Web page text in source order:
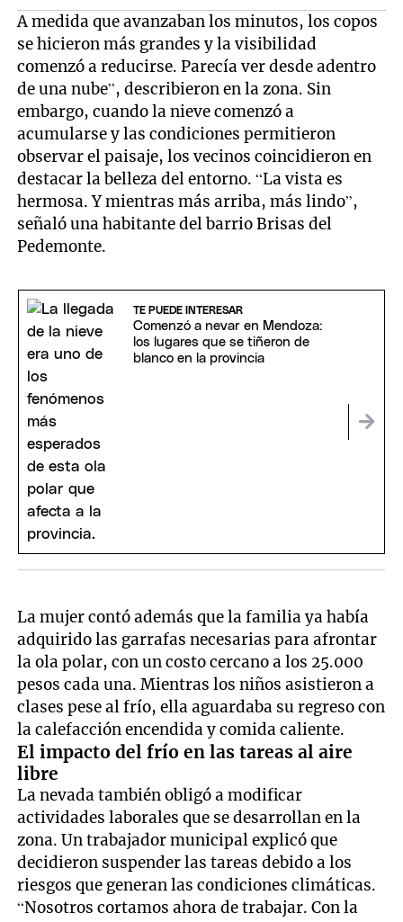
A medida que avanzaban los minutos, los copos
se hicieron más grandes y la visibilidad
comenzó a reducirse. Parecía ver desde adentro
de una nube”, describieron en la zona. Sin
embargo, cuando la nieve comenzó a
acumularse y las condiciones permitieron
observar el paisaje, los vecinos coincidieron en
destacar la belleza del entorno. “La vista es
hermosa. Y mientras más arriba, más lindo”,
señaló una habitante del barrio Brisas del
Pedemonte.
TE PUEDE INTERESAR
Comenzó a nevar en Mendoza:
los lugares que se tiñeron de
blanco en la provincia
La mujer contó además que la familia ya había
adquirido las garrafas necesarias para afrontar
la ola polar, con un costo cercano a los 25.000
pesos cada una. Mientras los niños asistieron a
clases pese al frío, ella aguardaba su regreso con
la calefacción encendida y comida caliente.
El impacto del frío en las tareas al aire
libre
La nevada también obligó a modificar
actividades laborales que se desarrollan en la
zona. Un trabajador municipal explicó que
decidieron suspender las tareas debido a los
riesgos que generan las condiciones climáticas.
“Nosotros cortamos ahora de trabajar. Con la